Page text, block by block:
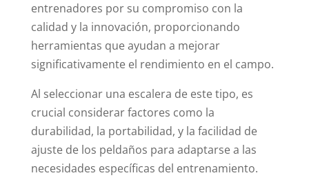
entrenadores por su compromiso con la
calidad y la innovación, proporcionando
herramientas que ayudan a mejorar
significativamente el rendimiento en el campo.
Al seleccionar una escalera de este tipo, es
crucial considerar factores como la
durabilidad, la portabilidad, y la facilidad de
ajuste de los peldaños para adaptarse a las
necesidades específicas del entrenamiento.